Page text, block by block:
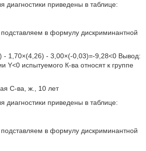
диагностики приведены в таблице:
в формулу дискриминантной
- 1,70×(4,26) - 3,00×(-0,03)=-9,28<0 Вывод:
Υ<0 испытуемого К-ва относят к группе
С-ва, ж., 10 лет
диагностики приведены в таблице:
в формулу дискриминантной